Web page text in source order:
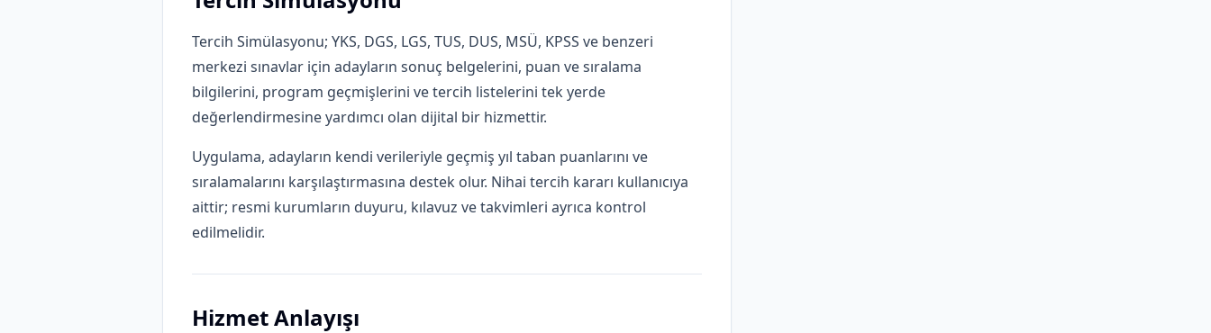
Tercih Simülasyonu; YKS, DGS, LGS, TUS, DUS, MSÜ, KPSS ve benzeri
merkezi sınavlar için adayların sonuç belgelerini, puan ve sıralama
bilgilerini, program geçmişlerini ve tercih listelerini tek yerde
değerlendirmesine yardımcı olan dijital bir hizmettir.
Uygulama, adayların kendi verileriyle geçmiş yıl taban puanlarını ve
sıralamalarını karşılaştırmasına destek olur. Nihai tercih kararı kullanıcıya
aittir; resmi kurumların duyuru, kılavuz ve takvimleri ayrıca kontrol
edilmelidir.
Hizmet Anlayışı